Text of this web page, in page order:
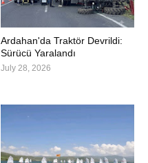
Ardahan'da Traktör Devrildi:
Sürücü Yaralandı
July 28, 2026